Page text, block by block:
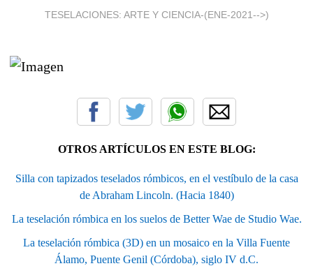
TESELACIONES: ARTE Y CIENCIA-(ENE-2021-->)
OTROS ARTÍCULOS EN ESTE BLOG:
Silla con tapizados teselados rómbicos, en el vestíbulo de la casa
de Abraham Lincoln. (Hacia 1840)
La teselación rómbica en los suelos de Better Wae de Studio Wae.
La teselación rómbica (3D) en un mosaico en la Villa Fuente
Álamo, Puente Genil (Córdoba), siglo IV d.C.